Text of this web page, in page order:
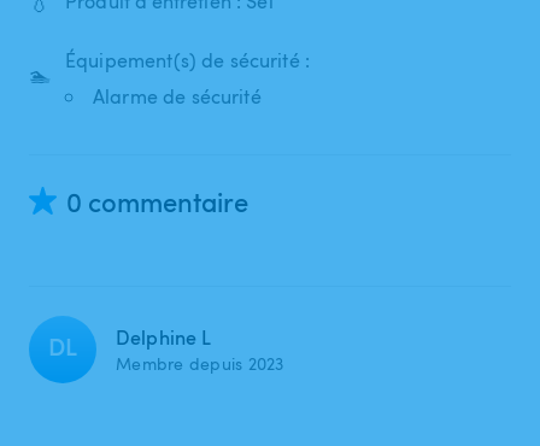
🏊
Équipement(s) de sécurité :
Alarme de sécurité
0 commentaire
DL Delphine L
Membre depuis 2023